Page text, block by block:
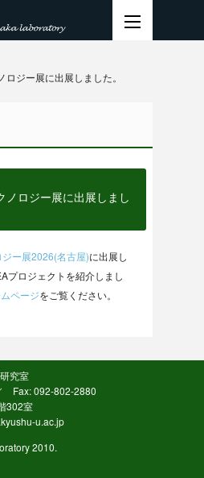
ロジー展に出展しました。
ノロジー展に出展しまし
ー展2026(名古屋)に出展し
プロジェクトを紹介しまし
ページをご覧ください。
究室
Fax: 092-802-2880
302室
u.ac.jp
2010.